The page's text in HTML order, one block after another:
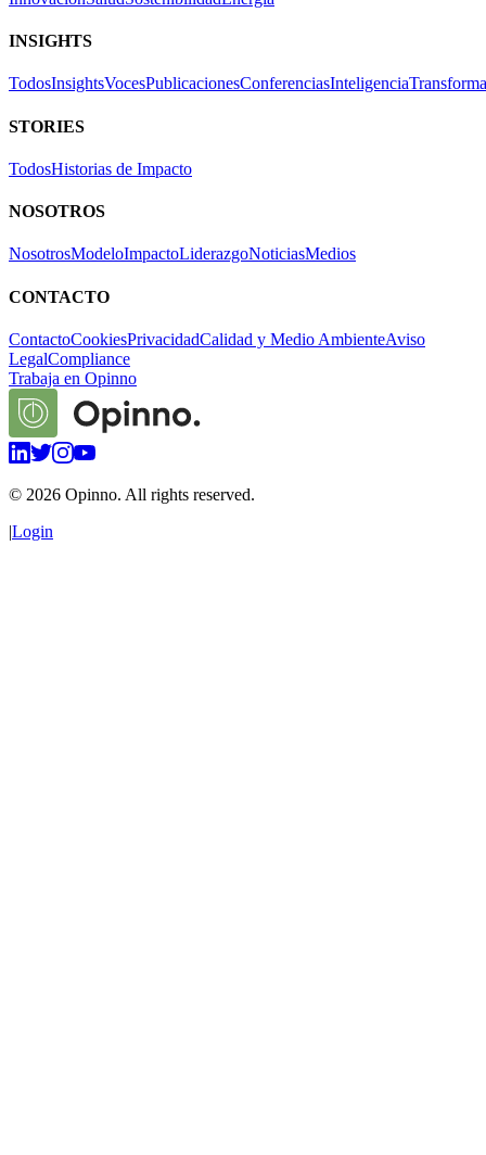
INSIGHTS
TodosInsightsVocesPublicacionesConferenciasInteligencia
STORIES
TodosHistorias de Impacto
NOSOTROS
NosotrosModeloImpactoLiderazgoNoticiasMedios
CONTACTO
ContactoCookiesPrivacidadCalidad y Medio AmbienteAviso
LegalCompliance
Trabaja en Opinno
© 2026 Opinno. All rights reserved.
|Login